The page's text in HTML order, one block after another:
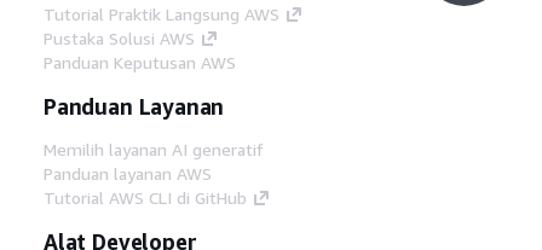
Tutorial Praktik Langsung AWS
Pustaka Solusi AWS
Panduan Keputusan AWS
Panduan Layanan
Memilih layanan AI generatif
Panduan layanan AWS
Tutorial AWS CLI di GitHub
Alat Developer